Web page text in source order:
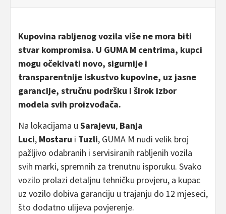
Kupovina rabljenog vozila više ne mora biti
stvar kompromisa. U GUMA M centrima, kupci
mogu očekivati novo, sigurnije i
transparentnije iskustvo kupovine, uz jasne
garancije, stručnu podršku i širok izbor
modela svih proizvođača.
Na lokacijama u Sarajevu, Banja
Luci, Mostaru i Tuzli, GUMA M nudi velik broj
pažljivo odabranih i servisiranih rabljenih vozila
svih marki, spremnih za trenutnu isporuku. Svako
vozilo prolazi detaljnu tehničku provjeru, a kupac
uz vozilo dobiva garanciju u trajanju do 12 mjeseci,
što dodatno ulijeva povjerenje.